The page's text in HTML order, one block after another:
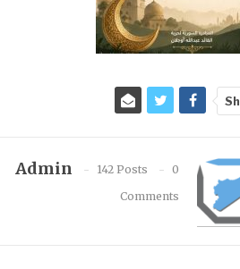
Admin 142 Posts
0
Comments